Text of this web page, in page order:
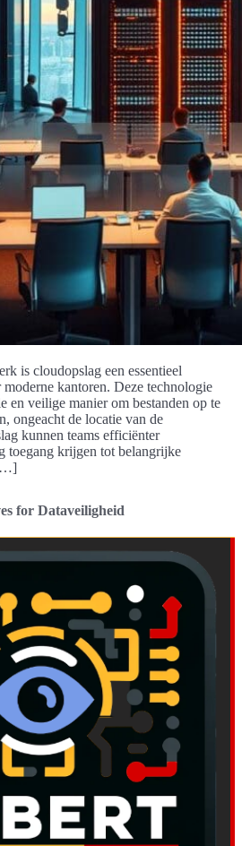
is cloudopslag een essentieel
kantoren. Deze technologie
en veilige manier om bestanden op te
ongeacht de locatie van de
kunnen teams efficiënter
toegang krijgen tot belangrijke
for Dataveiligheid